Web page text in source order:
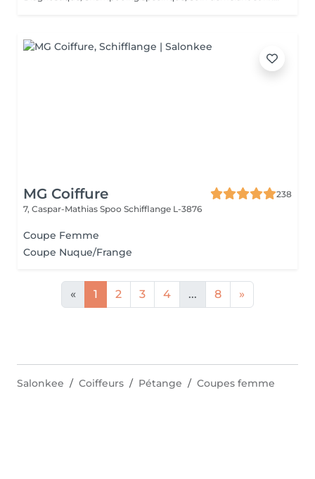
MG Coiffure
238
7, Caspar-Mathias Spoo Schifflange L-3876
Coupe Femme
Coupe Nuque/Frange
« 1 2 3 4 ... 8 »
Salonkee Coiffeurs Pétange Coupes femme